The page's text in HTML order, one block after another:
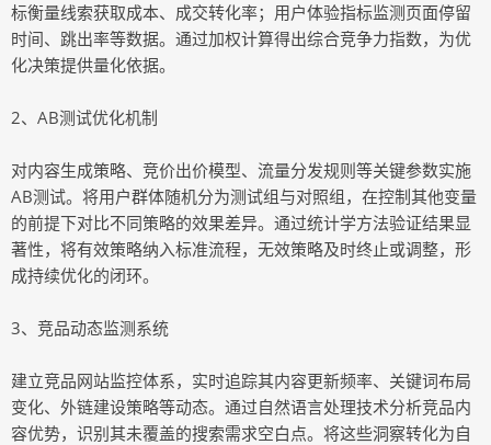
标衡量线索获取成本、成交转化率；用户体验指标监测页面停留
时间、跳出率等数据。通过加权计算得出综合竞争力指数，为优
化决策提供量化依据。
2、AB测试优化机制
对内容生成策略、竞价出价模型、流量分发规则等关键参数实施
AB测试。将用户群体随机分为测试组与对照组，在控制其他变量
的前提下对比不同策略的效果差异。通过统计学方法验证结果显
著性，将有效策略纳入标准流程，无效策略及时终止或调整，形
成持续优化的闭环。
3、竞品动态监测系统
建立竞品网站监控体系，实时追踪其内容更新频率、关键词布局
变化、外链建设策略等动态。通过自然语言处理技术分析竞品内
容优势，识别其未覆盖的搜索需求空白点。将这些洞察转化为自